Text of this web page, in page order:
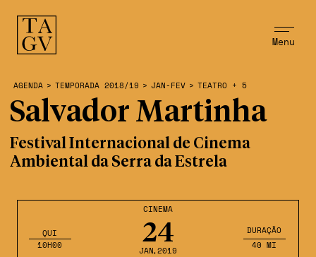
Menu
CINEMA
24
JAN,2019
QUI
10H00
DURAÇÃO
40 MI
AGENDA > TEMPORADA 2018/19 > JAN-FEV > TEATRO + 5
Salvador Martinha
Festival Internacional de Cinema
Ambiental da Serra da Estrela